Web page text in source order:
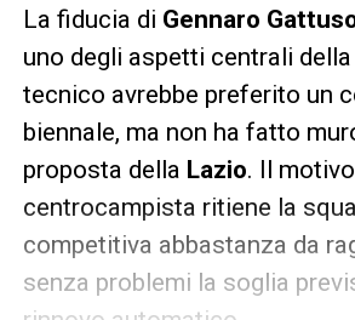
La fiducia di Gennaro
uno degli aspetti centrali
tecnico avrebbe preferito un
biennale, ma non ha fatto
proposta della Lazio. Il
centrocampista ritiene la
competitiva abbastanza da
senza problemi la soglia